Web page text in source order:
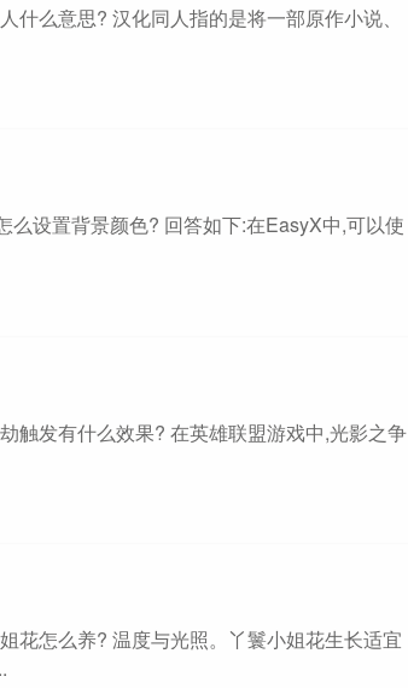
什么意思? 汉化同人指的是将一部原作小说、
么设置背景颜色? 回答如下:在EasyX中,可以使
触发有什么效果? 在英雄联盟游戏中,光影之争
花怎么养? 温度与光照。丫鬟小姐花生长适宜